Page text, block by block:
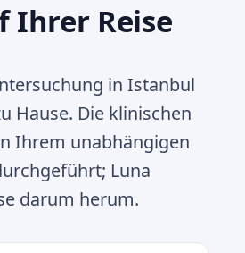
Ihrer Reise
in Istanbul
Hause. Die klinischen
Ihrem unabhängigen
Luna
darum herum.